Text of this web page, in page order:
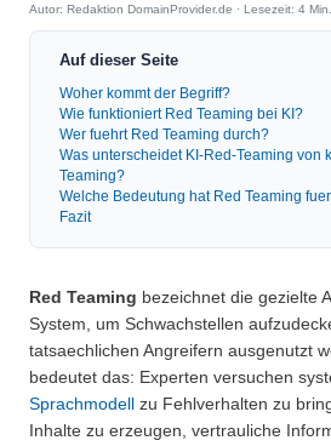
Autor: Redaktion DomainProvider.de · Lesezeit: 4 Min.
Auf dieser Seite
Woher kommt der Begriff?
Wie funktioniert Red Teaming bei KI?
Wer fuehrt Red Teaming durch?
Was unterscheidet KI-Red-Teaming von
Teaming?
Welche Bedeutung hat Red Teaming
Fazit
Red Teaming bezeichnet die gezielte
System, um Schwachstellen
tatsaechlichen Angreifern ausgenutzt
bedeutet das: Experten versuchen
Sprachmodell
zu Fehlverhalten zu
Inhalte zu erzeugen, vertrauliche